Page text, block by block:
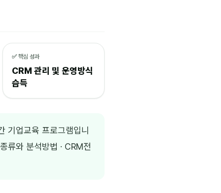
✅ 핵심 성과
CRM 관리 및 운영방식
습득
기업교육 프로그램입니
류와 분석방법 · CRM전